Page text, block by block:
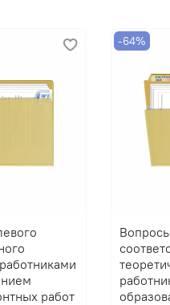
работ
-64%